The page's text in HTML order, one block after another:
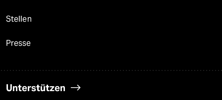
Stellen
Presse
Unterstützen